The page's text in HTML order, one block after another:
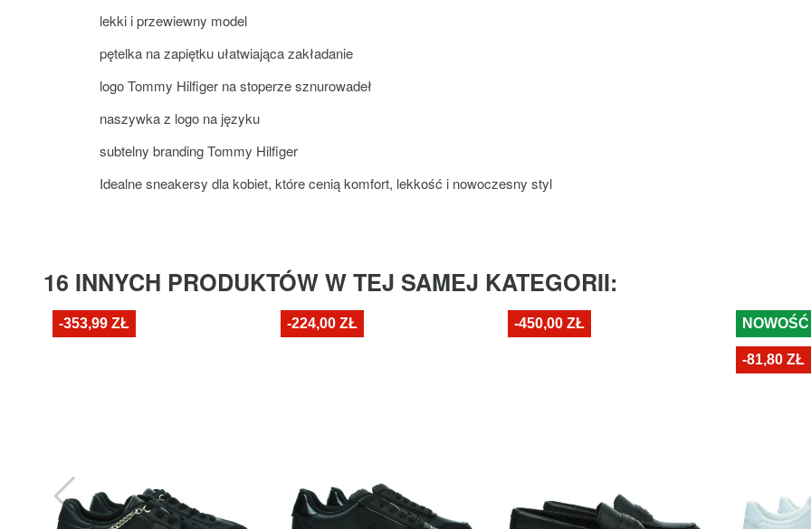
lekki i przewiewny model
pętelka na zapiętku ułatwiająca zakładanie
logo Tommy Hilfiger na stoperze sznurowadeł
naszywka z logo na języku
subtelny branding Tommy Hilfiger
Idealne sneakersy dla kobiet, które cenią komfort, lekkość i nowoczesny styl
16 INNYCH PRODUKTÓW W TEJ SAMEJ KATEGORII:
-353,99 ZŁ -224,00 ZŁ -450,00 ZŁ NOWOŚĆ
-81,80 ZŁ